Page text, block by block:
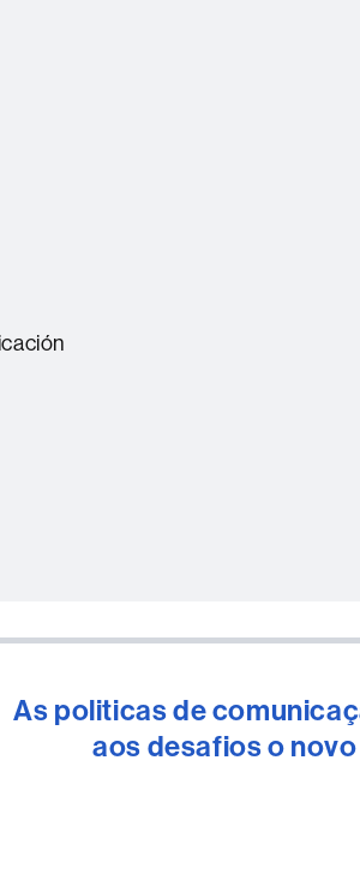
As politicas de
aos desafios o